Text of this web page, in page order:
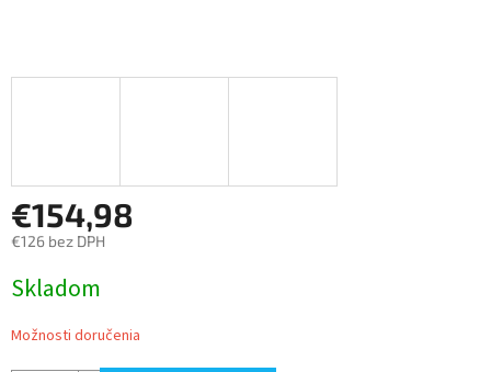
€154,98
€126 bez DPH
cena:
Skladom
Možnosti doručenia